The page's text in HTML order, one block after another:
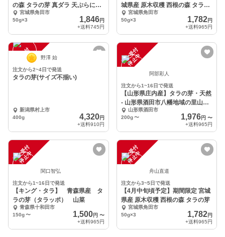
の森 タラの芽 真ダラ 天ぷらにオ
ススメ♪
宮城県角田市
50g×3
1,846円
+送料745円
城県産 原木収穫 西根の森 タラの
芽 ラスト
宮城県角田市
50g×3
1,782円
+送料965円
注
文
受
付
停
止
中 野澤 始
注文から2~4日で発送
タラの芽(サイズ不揃い)
新潟県村上市
400g
4,320円
+送料910円
注
文
受
付
停
止
中
阿部彩人
注文から1~16日で発送
【山形県庄内産】タラの芽・天然
- 山形県酒田市八幡地域の里山・
大沢産
山形県酒田市
200g 〜 1,976円 〜
+送料965円
注
文
受
付
停
止
中
関口智弘
注文から1~16日で発送
【キング・タラ】 青森県産 タ
ラの芽（タラッポ） 山菜
青森県十和田市
150g〜 1,500円 〜
+送料965円
注
文
受
付
停
止
中
舟山直道
注文から3~5日で発送
【4月中旬頃予定】期間限定 宮城
県産 原木収穫 西根の森 タラの芽
宮城県角田市
50g×3
1,782円
+送料965円